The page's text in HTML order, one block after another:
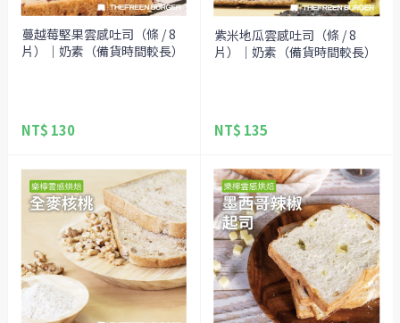
蔓越莓堅果雲感吐司（條 / 8
片）｜奶素（備貨時間較長）
NT$ 130
紫米地瓜雲感吐司（條 / 8
片）｜奶素（備貨時間較長）
NT$ 135